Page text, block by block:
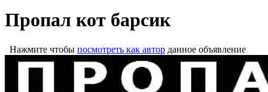
Пропал кот барсик
Нажмите чтобы посмотреть как автор данное объявление